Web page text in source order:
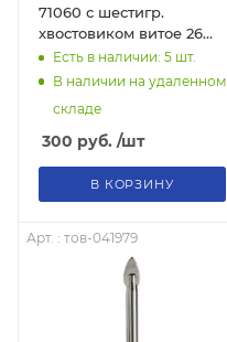
71060 с шестигр.
хвостовиком витое 26
мм, тов-173550
Есть в наличии: 5 шт.
В наличии на удаленном
складе
300 руб. /шт
В КОРЗИНУ
Арт. : тов-041979